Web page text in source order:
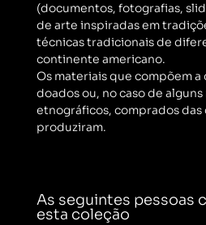
(documentos, fotografias,
de arte inspiradas em
técnicas tradicionais de
continente americano.
Os materiais que compõem a
doados ou, no caso de
etnográficos, comprados
produziram.
As seguintes pessoas
esta coleção